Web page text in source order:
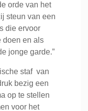
orde van het
steun van een
die ervoor
doen en als
jonge garde.”
staf van
bezig een
op te stellen
voor het